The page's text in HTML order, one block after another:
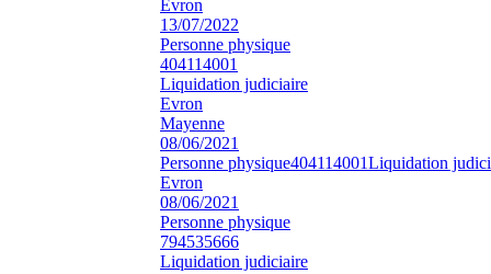
Evron
13/07/2022
Personne physique
404114001
Liquidation judiciaire
Evron
Mayenne
08/06/2021
Personne physique404114001Liquidation
Evron
08/06/2021
Personne physique
794535666
Liquidation judiciaire